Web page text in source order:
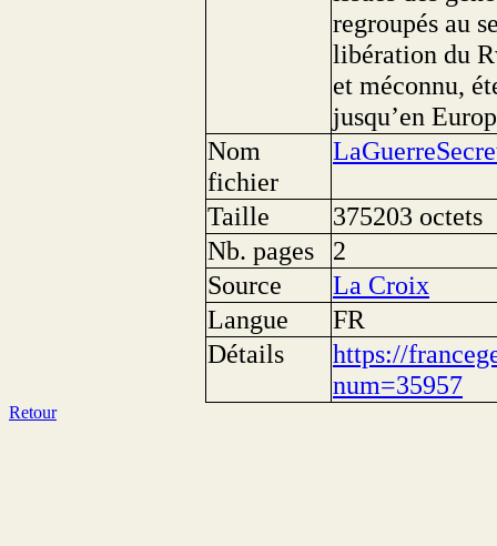
regroupés au
libération du
et méconnu,
jusqu’en
Nom
fichier
Taille
375203 octets
Nb. pages
2
Source
La Croix
Langue
FR
Détails
https://
num=35957
Retour